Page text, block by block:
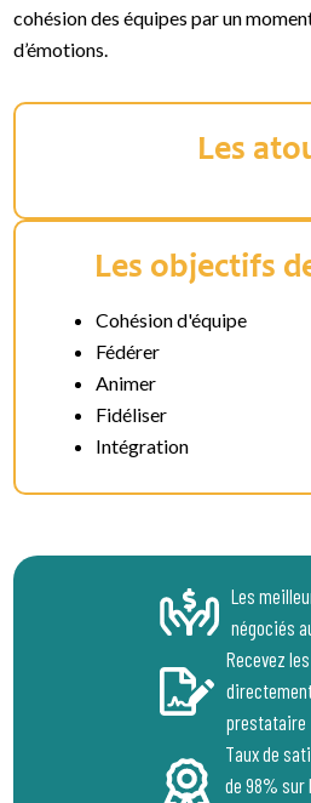
cohésion des équipes par un
d’émotions.
Les
Les objectifs
Cohésion d'équipe
Fédérer
Animer
Fidéliser
Intégration
Les
négociés
Recevez
prestataire
Taux de
de 98% sur